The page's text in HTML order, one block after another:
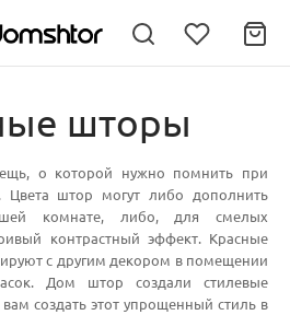
шторы
о которой нужно помнить при
штор могут либо дополнить
комнате, либо, для смелых
контрастный эффект. Красные
с другим декором в помещении
Дом штор создали стилевые
создать этот упрощенный стиль в